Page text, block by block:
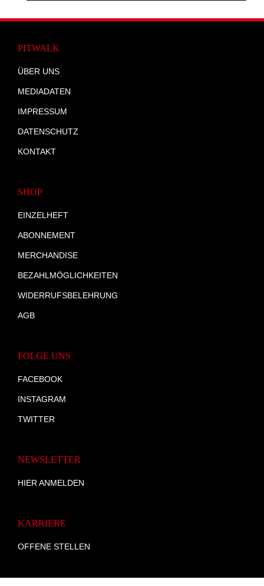
PITWALK
ÜBER UNS
MEDIADATEN
IMPRESSUM
DATENSCHUTZ
KONTAKT
SHOP
EINZELHEFT
ABONNEMENT
MERCHANDISE
BEZAHLMÖGLICHKEITEN
WIDERRUFSBELEHRUNG
AGB
FOLGE UNS
FACEBOOK
INSTAGRAM
TWITTER
NEWSLETTER
HIER ANMELDEN
KARRIERE
OFFENE STELLEN